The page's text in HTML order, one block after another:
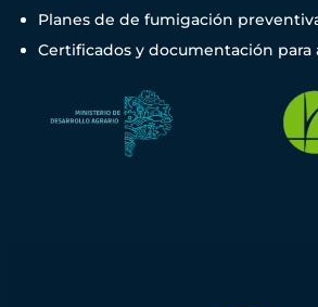
Planes de de fumigación
Certificados y documentación para